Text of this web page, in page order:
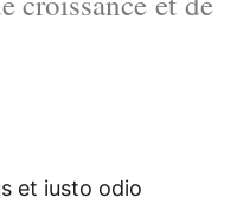
et iusto odio